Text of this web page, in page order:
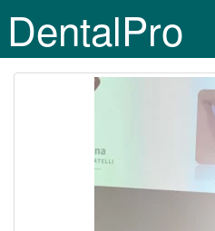
DentalPro